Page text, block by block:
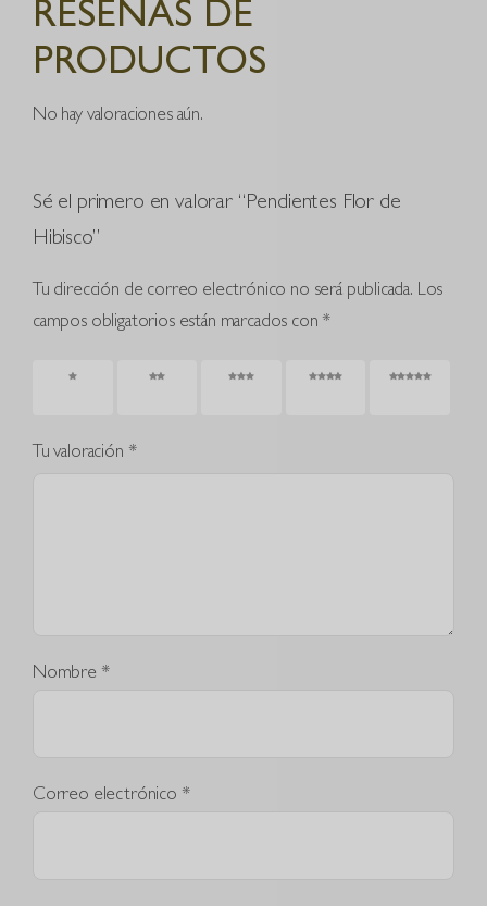
RESEÑAS DE
PRODUCTOS
No hay valoraciones aún.
Sé el primero en valorar “Pendientes Flor de
Hibisco”
Tu dirección de correo electrónico no será publicada. Los
campos obligatorios están marcados con *
1 de 5
2 de 5
3 de 5
4 de 5
5 de 5
Tu valoración *
Nombre *
Correo electrónico *